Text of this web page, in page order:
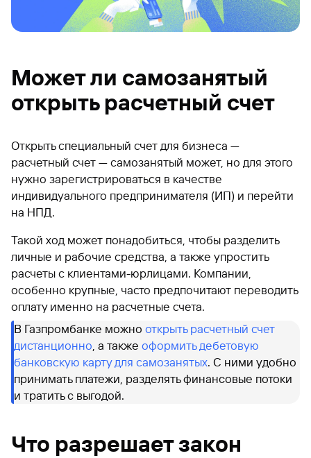
Может ли самозанятый
открыть расчетный счет
Открыть специальный счет для бизнеса —
расчетный счет — самозанятый может, но для этого
нужно зарегистрироваться в качестве
индивидуального предпринимателя (ИП) и перейти
на НПД.
Такой ход может понадобиться, чтобы разделить
личные и рабочие средства, а также упростить
расчеты с клиентами-юрлицами. Компании,
особенно крупные, часто предпочитают переводить
оплату именно на расчетные счета.
В Газпромбанке можно открыть расчетный счет
дистанционно , а также оформить дебетовую
банковскую карту для самозанятых. С ними удобно
принимать платежи, разделять финансовые потоки
и тратить с выгодой.
Что разрешает закон